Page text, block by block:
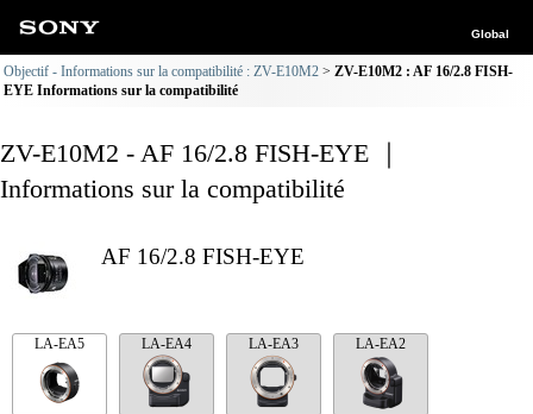
Global
Objectif - Informations sur la compatibilité : ZV-E10M2
ZV-E10M2 : AF 16/2.8 FISH-
EYE Informations sur la compatibilité
ZV-E10M2 - AF 16/2.8 FISH-EYE ｜
Informations sur la compatibilité
AF 16/2.8 FISH-EYE
LA-EA5 LA-EA4 LA-EA3 LA-EA2